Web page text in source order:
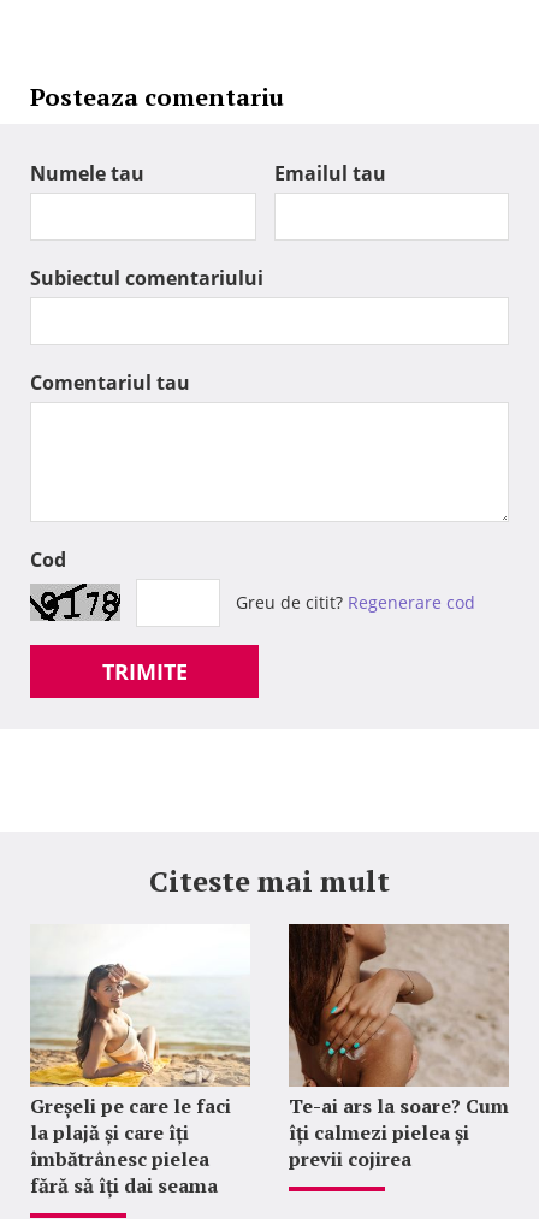
Posteaza comentariu
Numele tau Emailul tau
Subiectul comentariului
Comentariul tau
Cod
Greu de citit? Regenerare cod
TRIMITE
Citeste mai mult
Greșeli pe care le faci
la plajă și care îți
îmbătrânesc pielea
fără să îți dai seama
Te-ai ars la soare? Cum
îți calmezi pielea și
previi cojirea